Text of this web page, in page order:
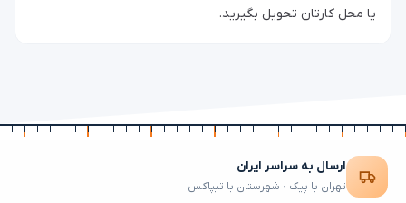
یا محل کارتان تحویل بگیرید.
ارسال به سراسر ایران
تهران با پیک · شهرستان با تیپاکس